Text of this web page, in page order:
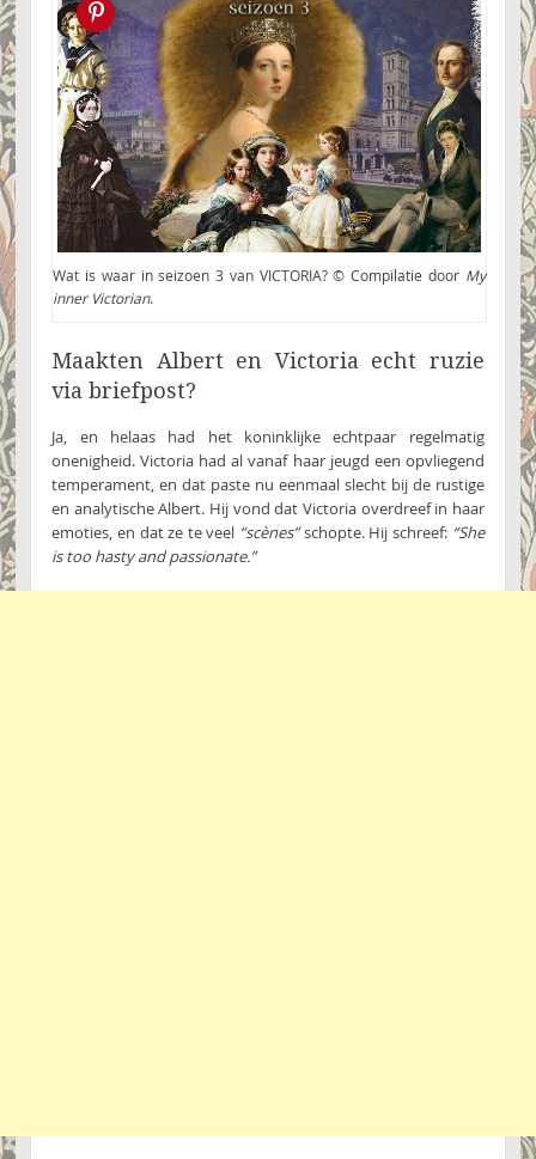
Pin this!
Wat is waar in seizoen 3 van VICTORIA? © Compilatie door My
inner Victorian.
Maakten Albert en Victoria echt ruzie
via briefpost?
Ja, en helaas had het koninklijke echtpaar regelmatig
onenigheid. Victoria had al vanaf haar jeugd een opvliegend
temperament, en dat paste nu eenmaal slecht bij de rustige
en analytische Albert. Hij vond dat Victoria overdreef in haar
emoties, en dat ze te veel “scènes”schopte. Hij schreef: “She
is too hasty and passionate.”